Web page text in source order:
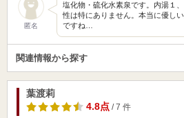
匿名
塩化物・硫化水素泉です。内湯１
性は特にありません。本当に優し
ですね…
関連情報から探す
葉渡莉
4.8点 / 7 件